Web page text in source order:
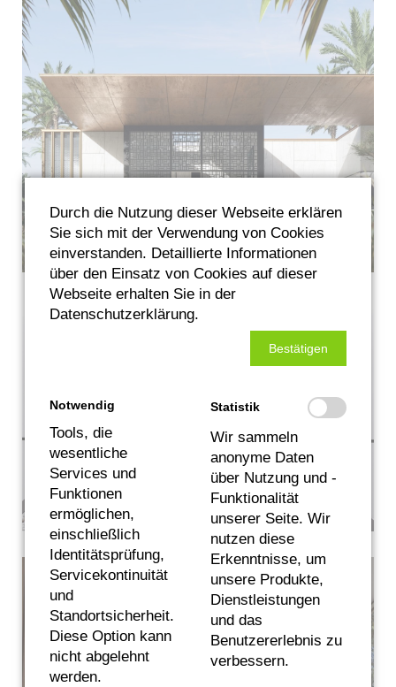
Durch die Nutzung dieser Webseite erklären
Sie sich mit der Verwendung von Cookies
einverstanden. Detaillierte Informationen
über den Einsatz von Cookies auf dieser
Webseite erhalten Sie in der
Datenschutzerklärung.
Bestätigen
Notwendig
Tools, die
wesentliche
Services und
Funktionen
ermöglichen,
einschließlich
Identitätsprüfung,
Servicekontinuität
und
Standortsicherheit.
Diese Option kann
nicht abgelehnt
werden.
Statistik
Wir sammeln
anonyme Daten
über Nutzung und -
Funktionalität
unserer Seite. Wir
nutzen diese
Erkenntnisse, um
unsere Produkte,
Dienstleistungen
und das
Benutzererlebnis zu
verbessern.